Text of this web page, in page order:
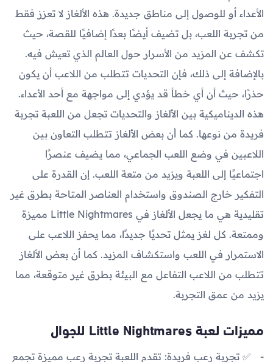
الأعداء أو للوصول إلى مناطق جديدة. هذه الألغاز لا تعزز فقط
من تجربة اللعب، بل تضيف أيضًا بعدًا إضافيًا للقصة، حيث
تكشف عن المزيد من الأسرار حول العالم الذي تعيش فيه.
بالإضافة إلى ذلك، فإن التحديات تتطلب من اللاعب أن يكون
حذرًا، حيث أن أي خطأ قد يؤدي إلى مواجهة مع أحد الأعداء.
هذه الديناميكية بين الألغاز والتحديات تجعل من اللعبة تجربة
فريدة من نوعها. كما أن بعض الألغاز تتطلب التعاون بين
اللاعبين في وضع اللعب الجماعي، مما يضيف عنصرًا
اجتماعيًا إلى اللعبة ويزيد من متعة اللعب. إن القدرة على
التفكير خارج الصندوق واستخدام العناصر المتاحة بطرق غير
تقليدية هي ما يجعل الألغاز في Little Nightmares مميزة
وممتعة. كل لغز يمثل تحديًا جديدًا، مما يحفز اللاعب على
الاستمرار في اللعب واستكشاف المزيد. كما أن بعض الألغاز
تتطلب من اللاعب التفاعل مع البيئة بطرق غير متوقعة، مما
يزيد من عمق التجربة.
مميزات لعبة Little Nightmares للجوال
✅ تجربة رعب فريدة: تقدم اللعبة تجربة رعب مميزة تجمع